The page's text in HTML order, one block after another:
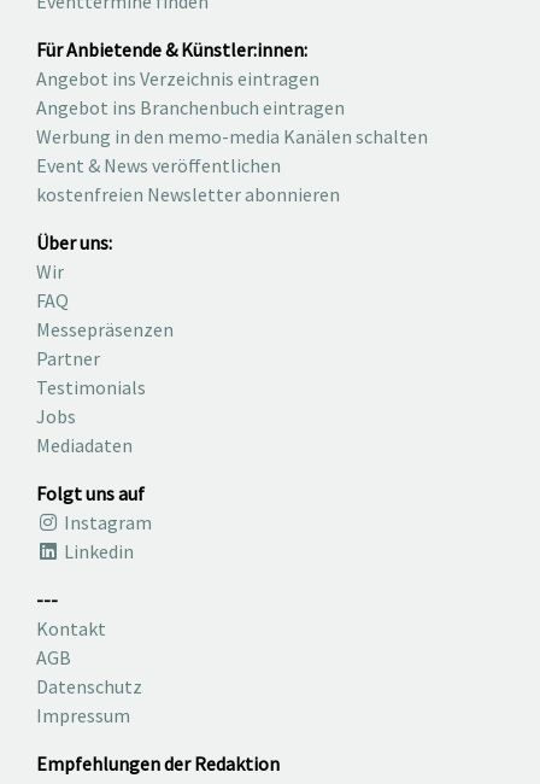
Für Anbietende & Künstler:innen:
Angebot ins Verzeichnis eintragen
Angebot ins Branchenbuch eintragen
Werbung in den memo-media Kanälen schalten
Event & News veröffentlichen
kostenfreien Newsletter abonnieren
Über uns:
Wir
FAQ
Messepräsenzen
Partner
Testimonials
Jobs
Mediadaten
Folgt uns auf
Instagram
Linkedin
---
Kontakt
AGB
Datenschutz
Impressum
Empfehlungen der Redaktion